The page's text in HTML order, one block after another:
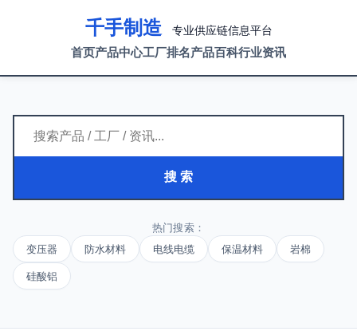
千手制造 专业供应链信息平台
首页产品中心工厂排名产品百科行业资讯
搜 索
热门搜索：
变压器
防水材料 电线电缆 保温材料 岩棉
硅酸铝